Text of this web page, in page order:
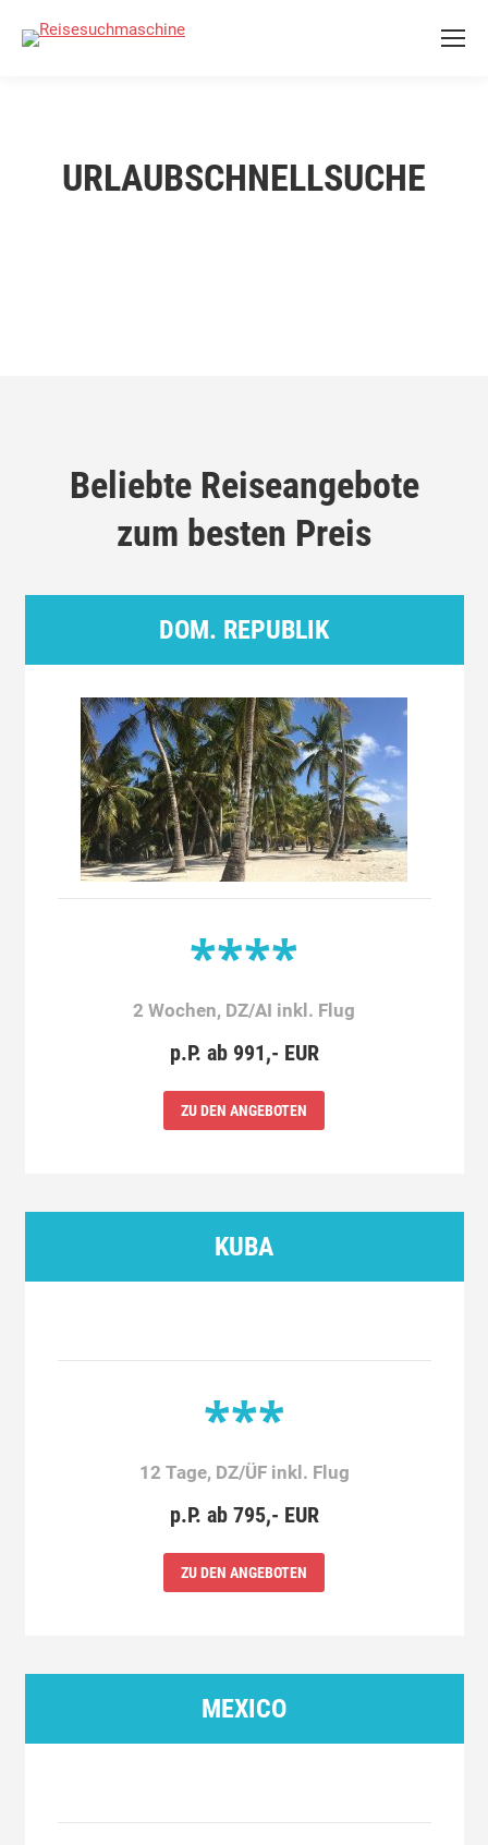
URLAUBSCHNELLSUCHE
Beliebte Reiseangebote
zum besten Preis
DOM. REPUBLIK
****
2 Wochen, DZ/AI inkl. Flug
p.P. ab 991,- EUR
ZU DEN ANGEBOTEN
KUBA
***
12 Tage, DZ/ÜF inkl. Flug
p.P. ab 795,- EUR
ZU DEN ANGEBOTEN
MEXICO